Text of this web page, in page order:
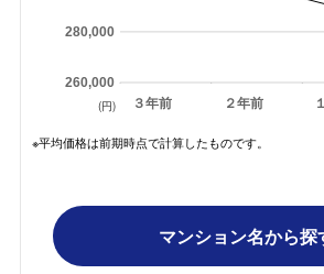
３年前 ２年前
260,000
280,000
(円)
※平均価格は前期時点で計算したものです。
マンション名から探